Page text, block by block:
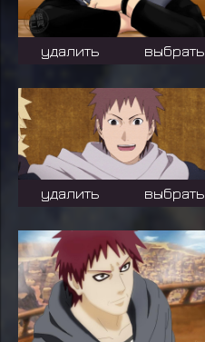
удалить выбрать
удалить выбрать